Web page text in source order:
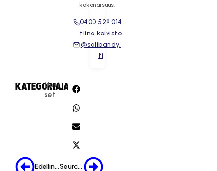
kokonaisuus.
0400 529 014
tiina.koivisto
@salibandy.
fi
KATEGORIA:
Uuti
set
JAA:
Edellinen Seuraava